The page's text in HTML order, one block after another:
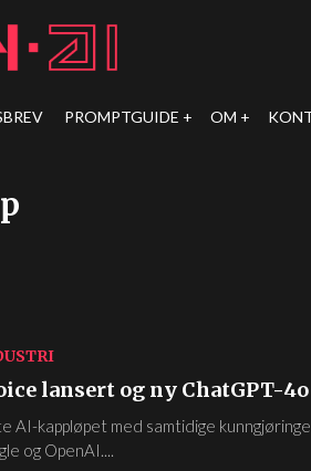
PROMPTGUIDE OM
lansert og ny ChatGPT-
AI-kappløpet med samtidige
og OpenAI....